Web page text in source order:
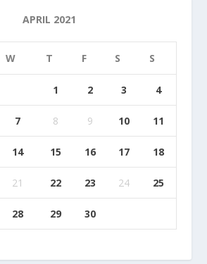
APRIL 2021
W T F S S
1 2 3 4
7 8 9 10 11
14 15 16 17 18
21 22 23 24 25
28 29
30